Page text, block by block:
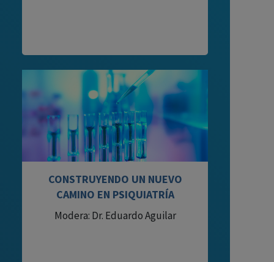
CONSTRUYENDO UN NUEVO
CAMINO EN PSIQUIATRÍA
Modera: Dr. Eduardo Aguilar